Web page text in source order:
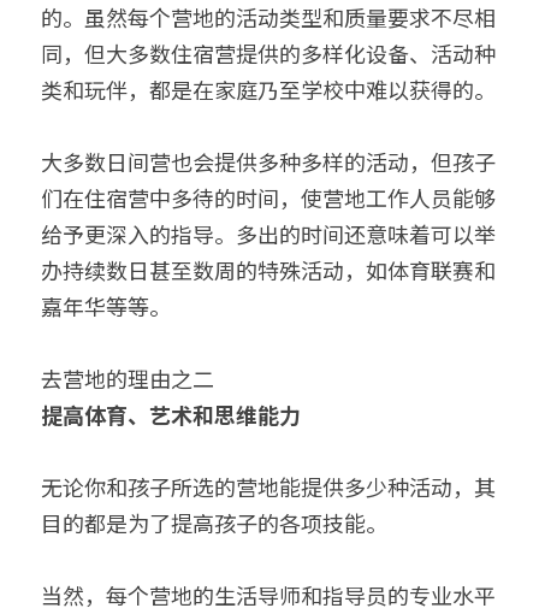
的。虽然每个营地的活动类型和质量要求不尽相
同，但大多数住宿营提供的多样化设备、活动种
类和玩伴，都是在家庭乃至学校中难以获得的。
大多数日间营也会提供多种多样的活动，但孩子
们在住宿营中多待的时间，使营地工作人员能够
给予更深入的指导。多出的时间还意味着可以举
办持续数日甚至数周的特殊活动，如体育联赛和
嘉年华等等。
去营地的理由之二
提高体育、艺术和思维能力
无论你和孩子所选的营地能提供多少种活动，其
目的都是为了提高孩子的各项技能。
当然，每个营地的生活导师和指导员的专业水平